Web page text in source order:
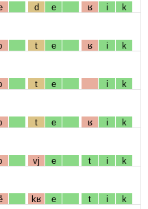
d e ʁ i k
t e ʁ i k
t e i k
t e ʁ i k
vj e t i k
kʁ e t i k